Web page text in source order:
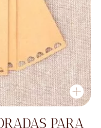
PARA